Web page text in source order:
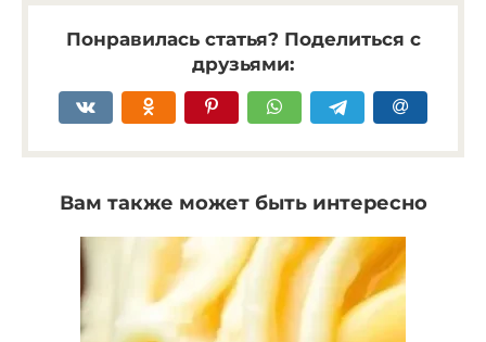
Понравилась статья? Поделиться с
друзьями:
Вам также может быть интересно